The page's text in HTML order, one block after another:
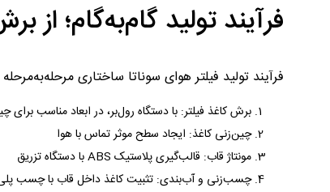
فرآیند تولید گام‌به‌گام؛
فرآیند تولید فیلتر هوای سوناتا ساختاری
برش کاغذ فیلتر: با دستگاه رول‌بر، در ابعاد مناسب برای
چین‌زنی کاغذ: ایجاد سطح موثر تماس با هوا
مونتاژ قاب: قالب‌گیری پلاستیک ABS با دستگاه تزریق
چسب‌زنی و آب‌بندی: تثبیت کاغذ داخل قاب با چسب